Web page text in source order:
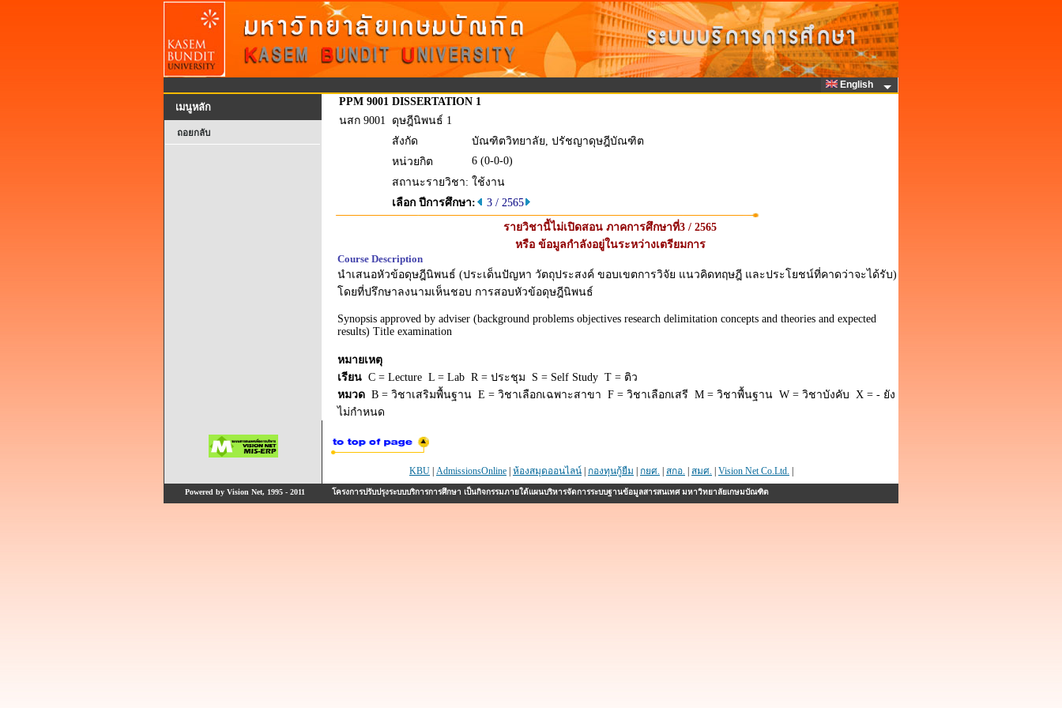
English
เมนูหลัก
ถอยกลับ
PPM 9001 DISSERTATION 1
นสก 9001
ดุษฎีนิพนธ์ 1
สังกัด
บัณฑิตวิทยาลัย, ปรัชญาดุษฎีบัณฑิต
หน่วยกิต
6 (0-0-0)
สถานะรายวิชา: ใช้งาน
เลือก ปีการศึกษา:
3 / 2565
รายวิชานี้ไม่เปิดสอน ภาคการศึกษาที่3 / 2565
หรือ ข้อมูลกำลังอยู่ในระหว่างเตรียมการ
Course Description
นำเสนอหัวข้อดุษฎีนิพนธ์ (ประเด็นปัญหา วัตถุประสงค์ ขอบเขตการวิจัย แนวคิดทฤษฎี และประโยชน์ที่คาดว่าจะได้รับ)
โดยที่ปรึกษาลงนามเห็นชอบ การสอบหัวข้อดุษฎีนิพนธ์
Synopsis approved by adviser (background problems objectives research delimitation concepts and theories and expected
results) Title examination
หมายเหตุ
เรียน C = Lecture L = Lab R = ประชุม S = Self Study T = ติว
หมวด B = วิชาเสริมพื้นฐาน E = วิชาเลือกเฉพาะสาขา F = วิชาเลือกเสรี M = วิชาพื้นฐาน W = วิชาบังคับ X = - ยัง
ไม่กำหนด
KBU AdmissionsOnline ห้องสมุดออนไลน์ กองทุนกู้ยืม กยศ. สกอ. สมศ. Vision Net Co.Ltd.
Powered by Vision Net, 1995 - 2011 โครงการปรับปรุงระบบบริการการศึกษา เป็นกิจกรรมภายใต้แผนบริหารจัดการระบบฐานข้อมูลสารสนเทศ มหาวิทยาลัยเกษมบัณฑิต